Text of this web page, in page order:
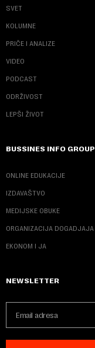
SVET
KOLUMNE
PRIČE I ANALIZE
VIDEO
PODCAST
ODRŽIVOST
LEPŠI ŽIVOT
BUSSINES INFO GROUP
ONLINE EDUKACIJE
IZDAVAŠTVO
MEDIJSKE OBUKE
ORGANIZACIJA DOGADJAJA
EKONOM I JA
NEWSLETTER